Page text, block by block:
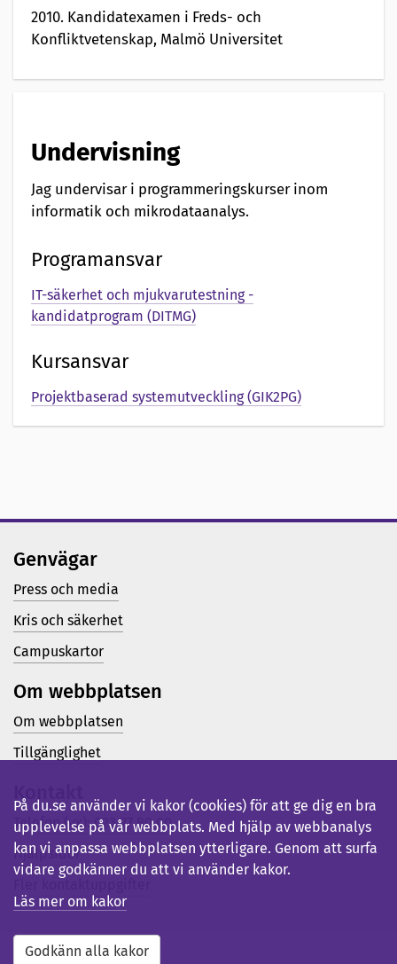
2010. Kandidatexamen i Freds- och
Konfliktvetenskap, Malmö Universitet
Undervisning
Jag undervisar i programmeringskurser inom
informatik och mikrodataanalys.
Programansvar
IT-säkerhet och mjukvarutestning -
kandidatprogram (DITMG)
Kursansvar
Projektbaserad systemutveckling (GIK2PG)
Genvägar
Press och media
Kris och säkerhet
Campuskartor
Om webbplatsen
Om webbplatsen
Tillgänglighet
Kontakt
Telefon (vx): 023-77 80 00
Hjälpsidor
På du.se använder vi kakor (cookies) för att ge dig en bra
upplevelse på vår webbplats. Med hjälp av webbanalys
kan vi anpassa webbplatsen ytterligare. Genom att surfa
vidare godkänner du att vi använder kakor.
Läs mer om kakor
Godkänn alla kakor